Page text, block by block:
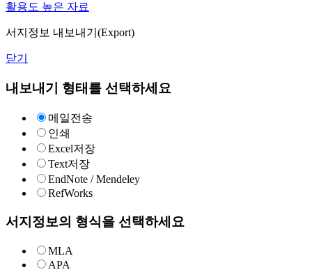
활용도 높은 자료
서지정보 내보내기(Export)
닫기
내보내기 형태를 선택하세요
메일전송
인쇄
Excel저장
Text저장
EndNote / Mendeley
RefWorks
서지정보의 형식을 선택하세요
MLA
APA